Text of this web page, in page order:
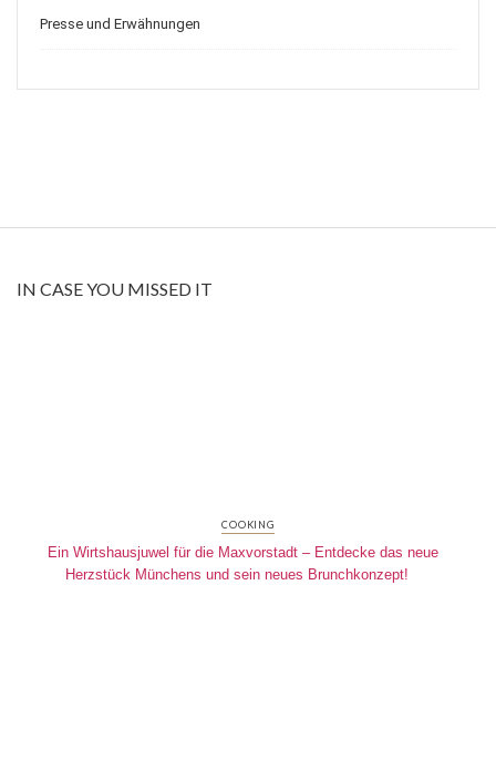
Presse und Erwähnungen
IN CASE YOU MISSED IT
COOKING
Ein Wirtshausjuwel für die Maxvorstadt – Entdecke das neue
Herzstück Münchens und sein neues Brunchkonzept!